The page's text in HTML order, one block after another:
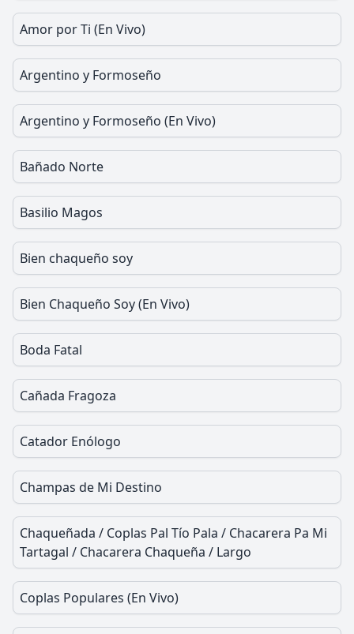
Amor por Ti (En Vivo)
Argentino y Formoseño
Argentino y Formoseño (En Vivo)
Bañado Norte
Basilio Magos
Bien chaqueño soy
Bien Chaqueño Soy (En Vivo)
Boda Fatal
Cañada Fragoza
Catador Enólogo
Champas de Mi Destino
Chaqueñada / Coplas Pal Tío Pala / Chacarera Pa Mi
Tartagal / Chacarera Chaqueña / Largo
Coplas Populares (En Vivo)